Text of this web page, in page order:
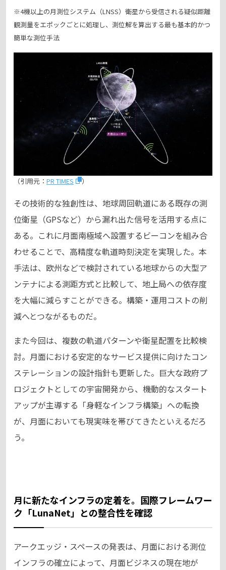
※4機以上の月測位システム（LNSS）衛星から受信される疑似距離
観測量をエポックごとに処理し、測位解を算出する最も基本的かつ
簡単な測位手法
（引用元： PR TIMES ）
その技術的な独創性は、地球周回軌道にある既存の測
位衛星（GPSなど）から漏れ出た信号を活用する点に
ある。これに月面南極域へ設置するビーコンを組み合
わせることで、高精度な軌道時刻決定を実現した。本
手法は、欧州などで検討されている地球からの大型ア
ンテナによる測距方式と比較して、地上局への依存度
を大幅に減らすことができる。構築・運用コストの削
減へとつながるものだ。
また今回は、複数の軌道パターンや衛星配置を比較検
討。月面における安定的なサービス提供に向けたコン
ステレーションの設計指針も更新した。巨大な政府プ
ロジェクトとしての宇宙開発から、機動的なスタート
アップが主導する「身軽なインフラ構築」への転換
が、月面においても現実味を帯びてきたといえるだろ
う。
月に新たなインフラの定着を。国際フレームワー
ク「LunaNet」との整合性を確認
アークエッジ・スペースの発表は、月面における測位
インフラの確立によって、月面ビジネスの現在地が